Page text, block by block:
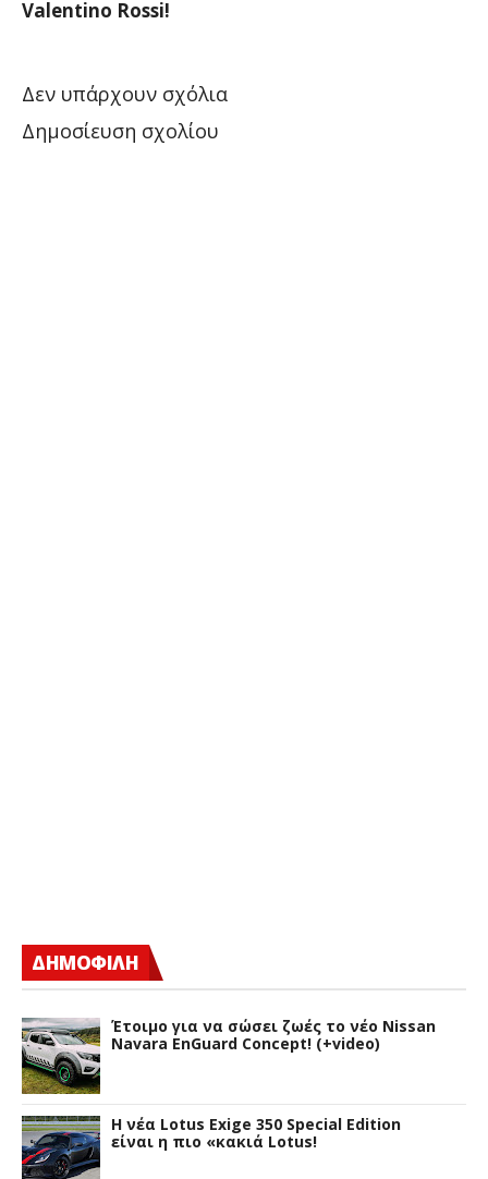
Valentino Rossi!
Δεν υπάρχουν σχόλια
Δημοσίευση σχολίου
ΔΗΜΟΦΙΛΗ
Έτοιμο για να σώσει ζωές το νέο Nissan
Navara EnGuard Concept! (+video)
H νέα Lotus Exige 350 Special Edition
είναι η πιο «κακιά Lotus!